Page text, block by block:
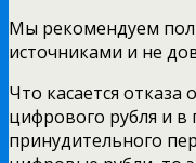
Мы рекомендуем
источниками и не
Что касается отказа
цифрового рубля и
принудительного